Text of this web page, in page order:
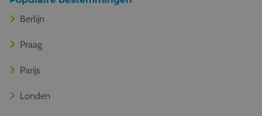
Berlijn
Praag
Parijs
Londen